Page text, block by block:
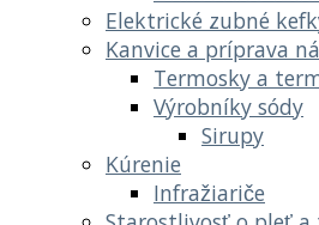
Elektrické zubné
Kanvice a príprava
Termosky a
Výrobníky sódy
Sirupy
Kúrenie
Infražiariče